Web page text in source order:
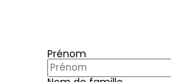
Prénom